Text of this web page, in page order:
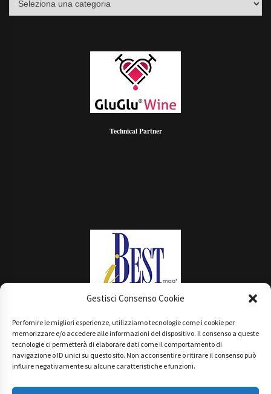
Gestisci Consenso Cookie
Per fornire le migliori esperienze, utilizziamo tecnologie come i cookie per
memorizzare e/o accedere alle informazioni del dispositivo. Il consenso a queste
tecnologie ci permetterà di elaborare dati come il comportamento di
navigazione o ID unici su questo sito. Non acconsentire o ritirare il consenso può
influire negativamente su alcune caratteristiche e funzioni.
Technical Partner
Main Partner